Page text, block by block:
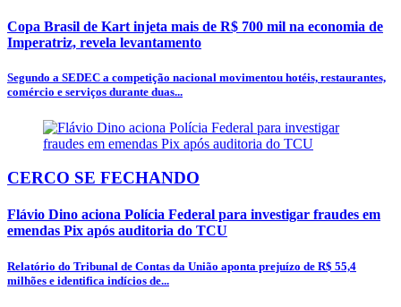
Copa Brasil de Kart injeta mais de R$ 700 mil na economia de
Imperatriz, revela levantamento
Segundo a SEDEC a competição nacional movimentou hotéis, restaurantes,
comércio e serviços durante duas...
CERCO SE FECHANDO
Flávio Dino aciona Polícia Federal para investigar fraudes em
emendas Pix após auditoria do TCU
Relatório do Tribunal de Contas da União aponta prejuízo de R$ 55,4
milhões e identifica indícios de...